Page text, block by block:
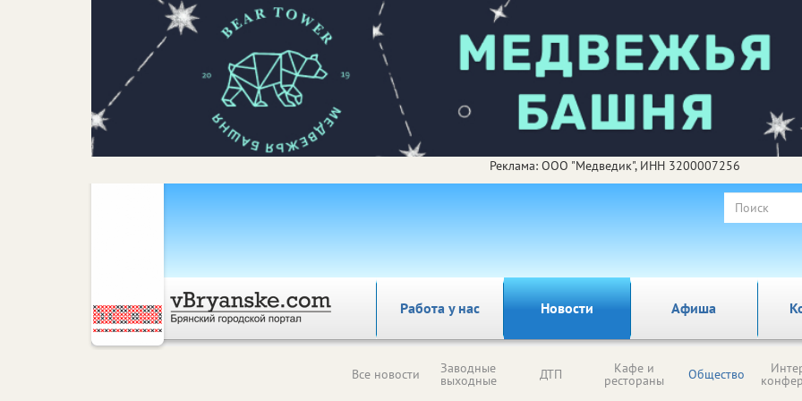
Реклама: ООО "Медведик", ИНН 3200007256
Работа у нас Новости Афиша
Все новости Заводные
выходные ДТП Кафе и
рестораны Общество